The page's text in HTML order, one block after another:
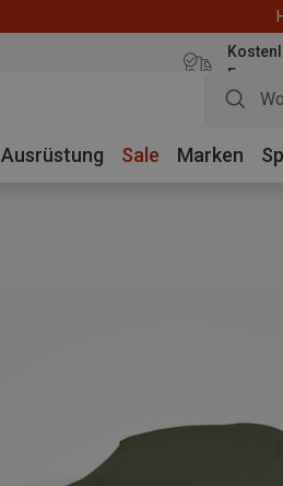
Euro
Ausrüstung Sale Marken